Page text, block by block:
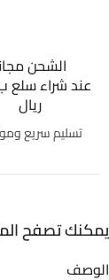
الشحن
ريال
تسليم سريع
يمكنك تصفح
الوصف